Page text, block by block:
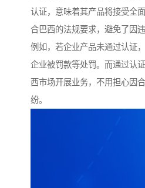
认证，意味着其产品将接受全
合巴西的法规要求，避免了因
例如，若企业产品未通过认证
企业被罚款等处罚。而通过认
西市场开展业务，不用担心因
纷。